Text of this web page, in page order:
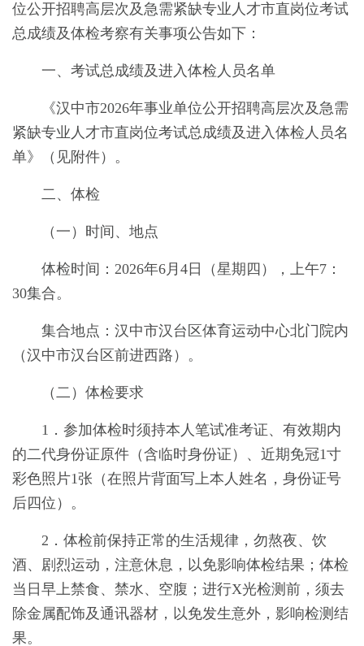
位公开招聘高层次及急需紧缺专业人才市直岗位考试
总成绩及体检考察有关事项公告如下：
一、考试总成绩及进入体检人员名单
《汉中市2026年事业单位公开招聘高层次及急需
紧缺专业人才市直岗位考试总成绩及进入体检人员名
单》（见附件）。
二、体检
（一）时间、地点
体检时间：2026年6月 4 日（星期 四 ），上午7：
30集合。
集合地点：汉中市汉台区体育运动中心北门院内
（汉中市汉台区前进西路）。
（二）体检要求
1．参加体检时须持本人笔试准考证、有效期内
的二代身份证原件（含临时身份证）、近期免冠1寸
彩色照片1张（在照片背面写上本人姓名，身份证号
后四位）。
2．体检前保持正常的生活规律，勿熬夜、饮
酒、剧烈运动，注意休息，以免影响体检结果；体检
当日早上禁食、禁水、空腹；进行X光检测前，须去
除金属配饰及通讯器材，以免发生意外，影响检测结
果。